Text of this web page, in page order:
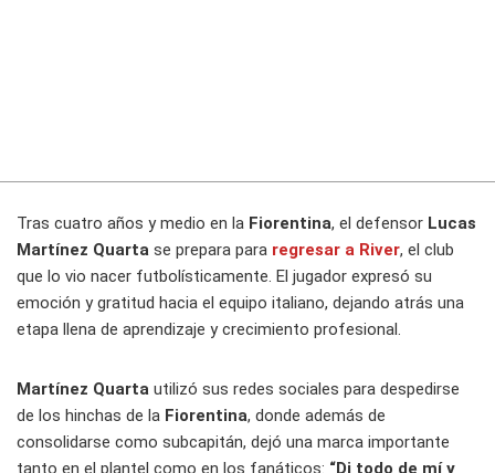
Tras cuatro años y medio en la Fiorentina, el defensor Lucas
Martínez Quarta se prepara para regresar a River, el club
que lo vio nacer futbolísticamente. El jugador expresó su
emoción y gratitud hacia el equipo italiano, dejando atrás una
etapa llena de aprendizaje y crecimiento profesional.
Martínez Quarta utilizó sus redes sociales para despedirse
de los hinchas de la Fiorentina, donde además de
consolidarse como subcapitán, dejó una marca importante
tanto en el plantel como en los fanáticos: “Di todo de mí y